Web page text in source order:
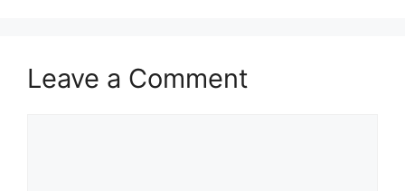
Leave a Comment